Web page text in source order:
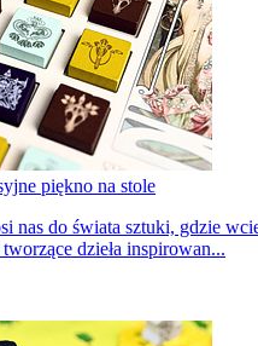
piękno na stole
nas do świata sztuki, gdzie
dzieła inspirowan...